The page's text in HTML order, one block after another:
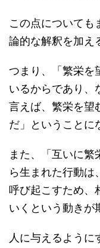
この点についても
論的な解釈を加え
つまり、「繁栄を
いるからであり、
言えば、繁栄を望
だ」ということに
また、「互いに
ら生まれた行動は
呼び起こすため、
いくという動きが
人に与えるように